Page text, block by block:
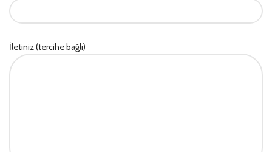
İletiniz (tercihe bağlı)